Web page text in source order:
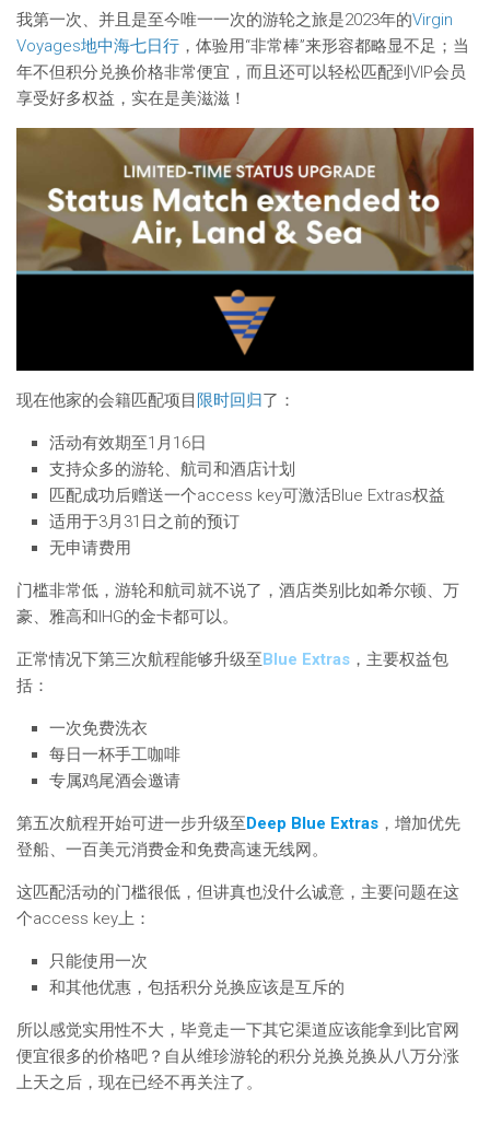
我第一次、并且是至今唯一一次的游轮之旅是2023年的Virgin
Voyages地中海七日行 ，体验用“非常棒”来形容都略显不足；当
年不但积分兑换价格非常便宜，而且还可以轻松匹配到VIP会员
享受好多权益，实在是美滋滋！
现在他家的会籍匹配项目 限时回归了：
活动有效期至1月16日
支持众多的游轮、航司和酒店计划
匹配成功后赠送一个access key可激活Blue Extras权益
适用于3月31日之前的预订
无申请费用
门槛非常低，游轮和航司就不说了，酒店类别比如希尔顿、万
豪、雅高和IHG的金卡都可以。
正常情况下第三次航程能够升级至Blue Extras ，主要权益包
括：
一次免费洗衣
每日一杯手工咖啡
专属鸡尾酒会邀请
第五次航程开始可进一步升级至Deep Blue Extras ，增加优先
登船、一百美元消费金和免费高速无线网。
这匹配活动的门槛很低，但讲真也没什么诚意，主要问题在这
个access key上：
只能使用一次
和其他优惠，包括积分兑换应该是互斥的
所以感觉实用性不大，毕竟走一下其它渠道应该能拿到比官网
便宜很多的价格吧？自从维珍游轮的积分兑换兑换从八万分涨
上天之后，现在已经不再关注了。